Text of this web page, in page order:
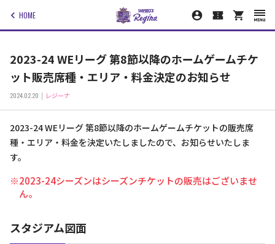
HOME
2023-24 WEリーグ 第8節以降のホームゲームチケ
ット販売席種・エリア・料金決定のお知らせ
2024.02.20 レジーナ
2023-24 WEリーグ 第8節以降のホームゲームチケットの販売席
種・エリア・料金を決定いたしましたので、お知らせいたしま
す。
※2023-24シーズンはシーズンチケットの販売はございませ
ん。
スタジアム図面